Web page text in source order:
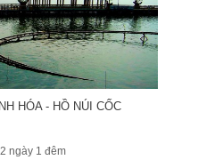
HÓA - HỒ NÚI CỐC
ngày 1 đêm